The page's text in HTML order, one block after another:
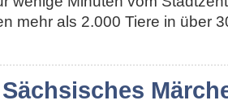
mehr als 2.000 Tiere in über
Sächsisches